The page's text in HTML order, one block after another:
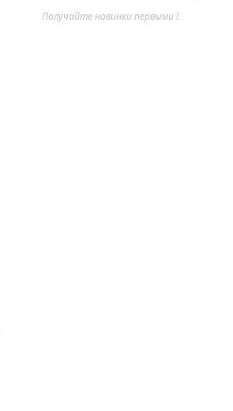
Получайте новинки первыми !